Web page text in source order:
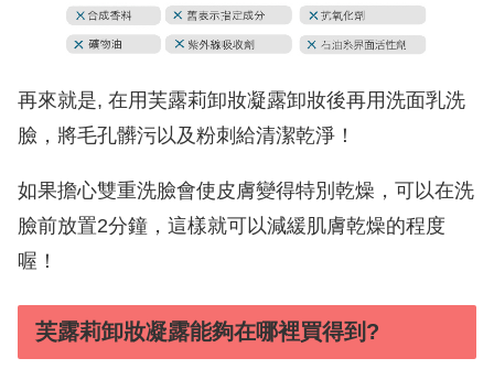
再來就是, 在用芙露莉卸妝凝露卸妝後再用洗面乳洗
臉，將毛孔髒污以及粉刺給清潔乾淨！
如果擔心雙重洗臉會使皮膚變得特別乾燥，可以在洗
臉前放置2分鐘，這樣就可以減緩肌膚乾燥的程度
喔！
芙露莉卸妝凝露能夠在哪裡買得到?